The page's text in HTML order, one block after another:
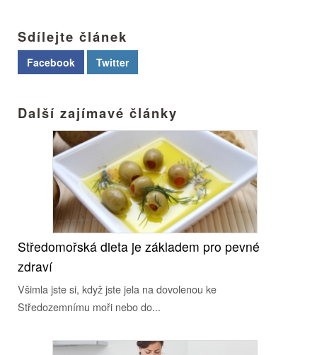
Sdílejte článek
Facebook Twitter
Další zajímavé články
Středomořská dieta je základem pro pevné
zdraví
Všimla jste si, když jste jela na dovolenou ke
Středozemnímu moři nebo do...